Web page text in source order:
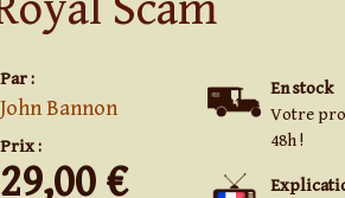
Par :
John Bannon
Prix :
29,00 €
En stock
Votre
48h !